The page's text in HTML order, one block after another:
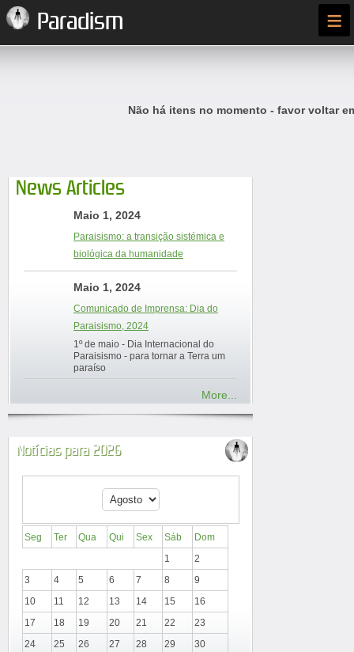
Paradism ≡
Não há itens no momento - favor voltar
News Articles
Maio 1, 2024
Paraisismo: a transição sistémica e
biológica da humanidade
Maio 1, 2024
Comunicado de Imprensa: Dia do
Paraisismo, 2024
1º de maio - Dia Internacional do
Paraisismo - para tornar a Terra um
paraíso
More...
Notícias para 2026
Seg Ter Qua Qui Sex Sáb
Dom
1
2
3
4 5 6 7 8
9
10
11 12 13 14 15
16
17
18 19 20 21 22
23
24
25 26 27 28 29
30